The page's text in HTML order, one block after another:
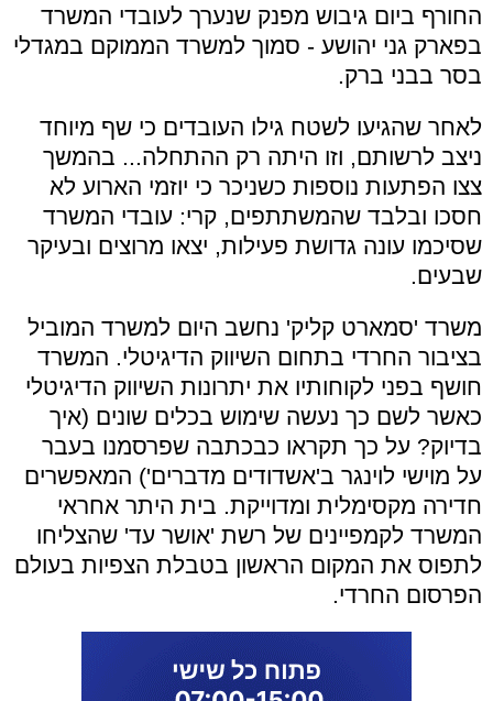
החורף ביום גיבוש מפנק שנערך לעובדי המשרד
בפארק גני יהושע - סמוך למשרד הממוקם במגדלי
בסר בבני ברק.
לאחר שהגיעו לשטח גילו העובדים כי שף מיוחד
ניצב לרשותם, וזו היתה רק ההתחלה... בהמשך
צצו הפתעות נוספות כשניכר כי יוזמי הארוע לא
חסכו ובלבד שהמשתתפים, קרי: עובדי המשרד
שסיכמו עונה גדושת פעילות, יצאו מרוצים ובעיקר
שבעים.
משרד 'סמארט קליק' נחשב היום למשרד המוביל
בציבור החרדי בתחום השיווק הדיגיטלי. המשרד
חושף בפני לקוחותיו את יתרונות השיווק הדיגיטלי
כאשר לשם כך נעשה שימוש בכלים שונים (איך
בדיוק? על כך תקראו כבכתבה שפרסמנו בעבר
על מוישי לוינגר ב'אשדודים מדברים') המאפשרים
חדירה מקסימלית ומדוייקת. בית היתר אחראי
המשרד לקמפיינים של רשת 'אושר עד' שהצליחו
לתפוס את המקום הראשון בטבלת הצפיות בעולם
הפרסום החרדי.